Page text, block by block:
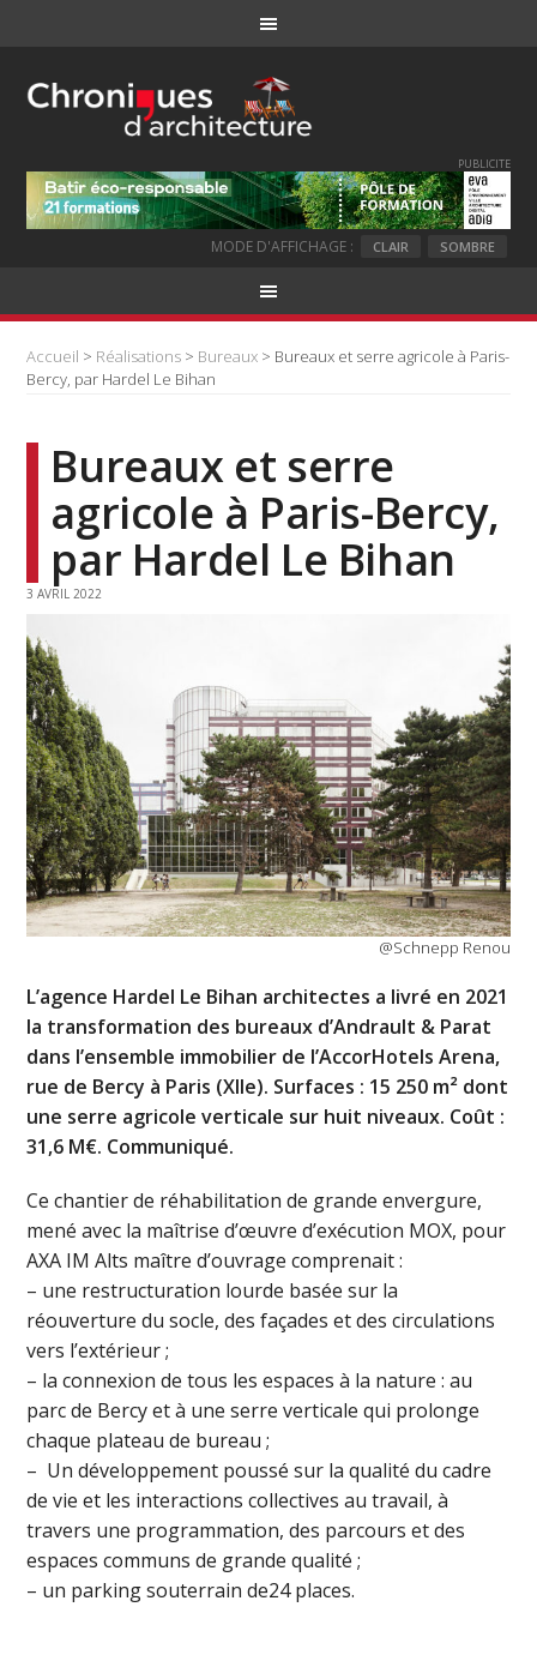
PUBLICITE
MODE D'AFFICHAGE : CLAIR SOMBRE
Accueil > Réalisations > Bureaux > Bureaux et serre agricole à Paris-
Bercy, par Hardel Le Bihan
Bureaux et serre
agricole à Paris-Bercy,
par Hardel Le Bihan
3 AVRIL 2022
@Schnepp Renou
L’agence Hardel Le Bihan architectes a livré en 2021
la transformation des bureaux d’Andrault & Parat
dans l’ensemble immobilier de l’AccorHotels Arena,
rue de Bercy à Paris (XIIe). Surfaces : 15 250 m² dont
une serre agricole verticale sur huit niveaux. Coût :
31,6 M€. Communiqué.
Ce chantier de réhabilitation de grande envergure,
mené avec la maîtrise d’œuvre d’exécution MOX, pour
AXA IM Alts maître d’ouvrage comprenait :
– une restructuration lourde basée sur la
réouverture du socle, des façades et des circulations
vers l’extérieur ;
– la connexion de tous les espaces à la nature : au
parc de Bercy et à une serre verticale qui prolonge
chaque plateau de bureau ;
– Un développement poussé sur la qualité du cadre
de vie et les interactions collectives au travail, à
travers une programmation, des parcours et des
espaces communs de grande qualité ;
– un parking souterrain de24 places.